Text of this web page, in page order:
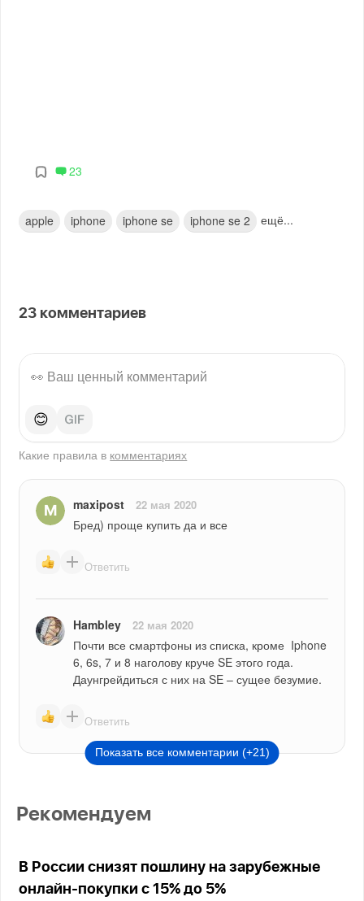
23
apple iphone iphone se iphone se 2 ещё...
23 комментариев
😊
Какие правила в комментариях
maxipost 22 мая 2020
Бред) проще купить да и все
Ответить
Hambley 22 мая 2020
Почти все смартфоны из списка, кроме  Iphone
6, 6s, 7 и 8 наголову круче SE этого года.
Даунгрейдиться с них на SE – сущее безумие.
Ответить
Показать все комментарии (+21)
Рекомендуем
В России снизят пошлину на зарубежные
онлайн-покупки с 15% до 5%